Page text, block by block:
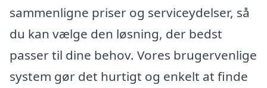
sammenligne priser og serviceydelser, så
du kan vælge den løsning, der bedst
passer til dine behov. Vores brugervenlige
system gør det hurtigt og enkelt at finde